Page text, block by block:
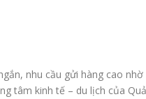
nhu cầu gửi hàng cao
tâm kinh tế – du lịch của